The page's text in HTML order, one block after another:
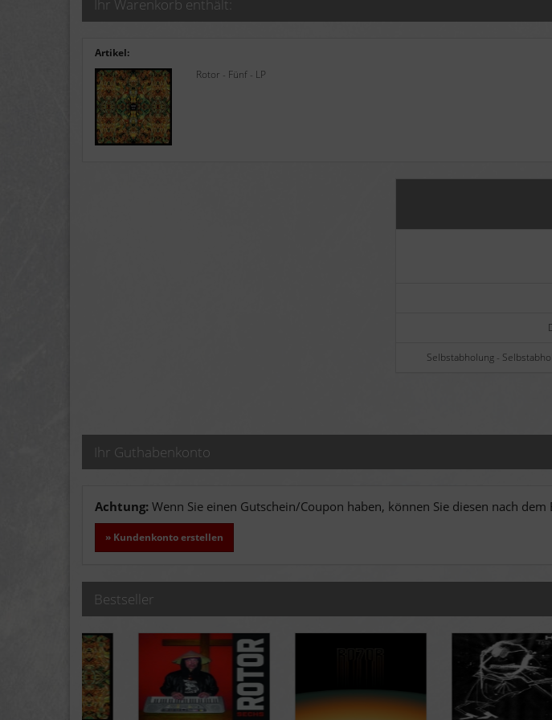
Ihr Warenkorb enthält:
Artikel:
Rotor - Fünf - LP
Selbstabholung -
Ihr Guthabenkonto
Achtung: Wenn Sie einen Gutschein/Coupon haben, können Sie diesen nach
» Kundenkonto erstellen
Bestseller